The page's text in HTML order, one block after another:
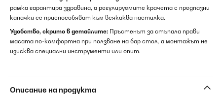
рамка гарантира здравина, а регулируемите крачета с предпазни
капачки се приспособяват към всякаква настилка.
Удобство, скрито в детайлите: Пръстенът за стъпала прави
масата по-комфортна при ползване на бар стол, а монтажът не
изисква специални инструменти или опит.
Описание на продукта